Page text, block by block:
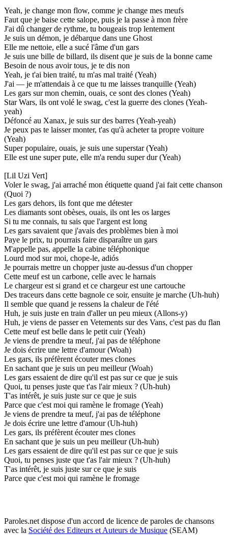
Yeah, je change mon flow, comme je change mes meufs
Faut que je baise cette salope, puis je la passe à mon frère
J'ai dû changer de rythme, tu bougeais trop lentement
Je suis un démon, je débarque dans une Ghost
Elle me nettoie, elle a sucé l'âme d'un gars
Je suis une bille de billard, ils disent que je suis de la bonne came
Besoin de nous avoir tous, je te dis non
Yeah, je t'ai bien traité, tu m'as mal traité (Yeah)
J'ai — je m'attendais à ce que tu me laisses tranquille (Yeah)
Les gars sur mon chemin, ouais, ce sont des clones (Yeah)
Star Wars, ils ont volé le swag, c'est la guerre des clones (Yeah-
yeah)
Défoncé au Xanax, je suis sur des barres (Yeah-yeah)
Je peux pas te laisser monter, t'as qu'à acheter ta propre voiture
(Yeah)
Super populaire, ouais, je suis une superstar (Yeah)
Elle est une super pute, elle m'a rendu super dur (Yeah)
[Lil Uzi Vert]
Voler le swag, j'ai arraché mon étiquette quand j'ai fait cette chanson
(Quoi ?)
Les gars dehors, ils font que me détester
Les diamants sont obèses, ouais, ils ont les os larges
Si tu me connais, tu sais que l'argent est long
Les gars savaient que j'avais des problèmes bien à moi
Paye le prix, tu pourrais faire disparaître un gars
M'appelle pas, appelle la cabine téléphonique
Lourd mod sur moi, chope-le, adiós
Je pourrais mettre un chopper juste au-dessus d'un chopper
Cette meuf est un carbone, celle avec le harnais
Le chargeur est si grand et ce chargeur est une cartouche
Des traceurs dans cette bagnole ce soir, ensuite je marche (Uh-huh)
Il semble que quand je ressens la chaleur de l'été
Huh, je suis juste en train d'aller un peu mieux (Allons-y)
Huh, je viens de passer en Vetements sur des Vans, c'est pas du flan
Cette meuf est belle dans le petit cuir (Yeah)
Je viens de prendre ta meuf, j'ai pas de téléphone
Je dois écrire une lettre d'amour (Woah)
Les gars, ils préfèrent écouter mes clones
En sachant que je suis un peu meilleur (Woah)
Les gars essaient de dire qu'il est pas sur ce que je suis
Quoi, tu penses juste que t'as l'air mieux ? (Uh-huh)
T'as intérêt, je suis juste sur ce que je suis
Parce que c'est moi qui ramène le fromage (Yeah)
Je viens de prendre ta meuf, j'ai pas de téléphone
Je dois écrire une lettre d'amour (Uh-huh)
Les gars, ils préfèrent écouter mes clones
En sachant que je suis un peu meilleur (Uh-huh)
Les gars essaient de dire qu'il est pas sur ce que je suis
Quoi, tu penses juste que t'as l'air mieux ? (Uh-huh)
T'as intérêt, je suis juste sur ce que je suis
Parce que c'est moi qui ramène le fromage
Paroles.net dispose d'un accord de licence de paroles de chansons
avec la Société des Editeurs et Auteurs de Musique (SEAM)